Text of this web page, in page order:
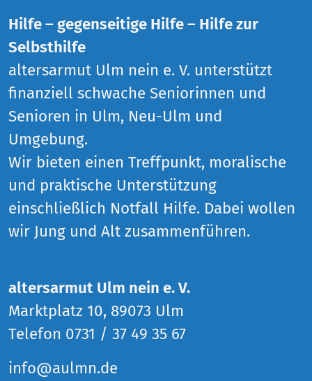
Hilfe – gegenseitige Hilfe – Hilfe zur
Selbsthilfe
altersarmut Ulm nein e. V. unterstützt
finanziell schwache Seniorinnen und
Senioren in Ulm, Neu-Ulm und
Umgebung.
Wir bieten einen Treffpunkt, moralische
und praktische Unterstützung
einschließlich Notfall Hilfe. Dabei wollen
wir Jung und Alt zusammenführen.
altersarmut Ulm nein e. V.
Marktplatz 10, 89073 Ulm
Telefon 0731 / 37 49 35 67
info@aulmn.de